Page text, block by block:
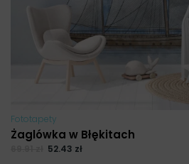
Fototapety
Żaglówka w Błękitach
52.43 zł